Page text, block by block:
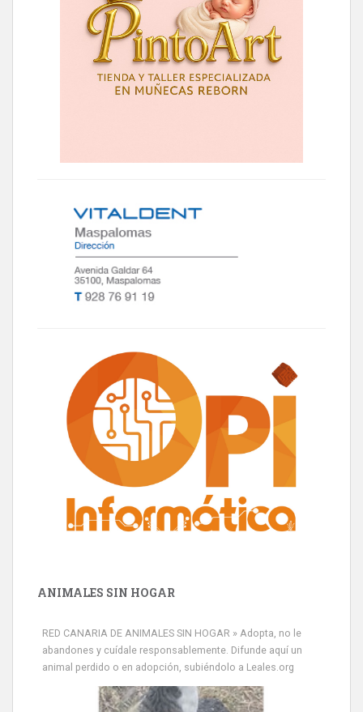
ANIMALES SIN HOGAR
RED CANARIA DE ANIMALES SIN HOGAR » Adopta, no le
abandones y cuídale responsablemente. Difunde aquí un
animal perdido o en adopción, subiéndolo a Leales.org